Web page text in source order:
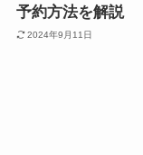
予約方法を解説
2024年9月11日